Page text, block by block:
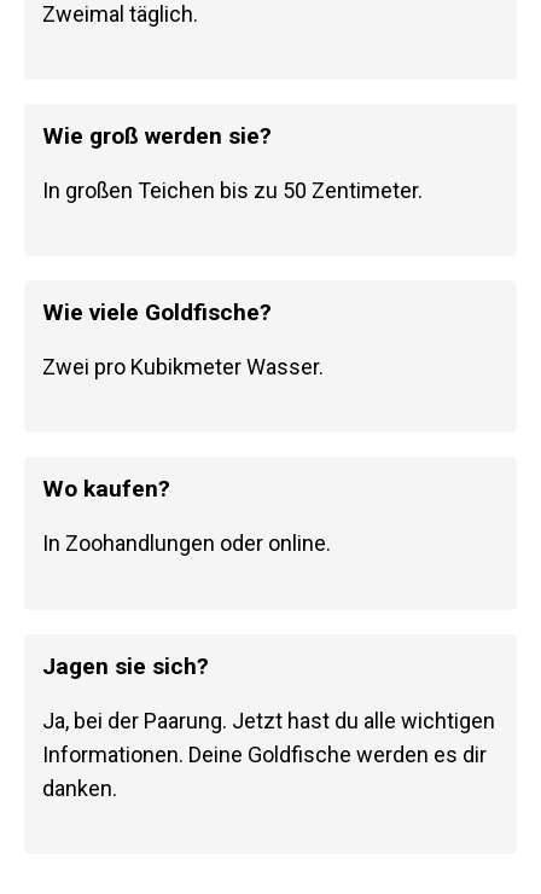
Zweimal täglich.
Wie groß werden sie?
In großen Teichen bis zu 50 Zentimeter.
Wie viele Goldfische?
Zwei pro Kubikmeter Wasser.
Wo kaufen?
In Zoohandlungen oder online.
Jagen sie sich?
Ja, bei der Paarung. Jetzt hast du alle wichtigen
Informationen. Deine Goldfische werden es dir
danken.